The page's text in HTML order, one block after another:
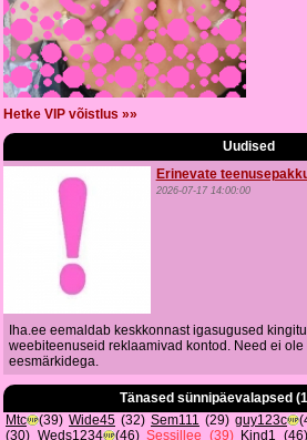
Hetke VIP võistlus »»
Uudised
Erinevate
2026-07-17 14:00:00
Iha.ee eemaldab keskkonnast igasugused
weebiteenuseid reklaamivad kontod. Need ei ole
eesmärkidega.
Tänased sünnipäevalapsed
Mtc
(39) Wide45 (32) Sem111 (29) guy123c
(30) Weds1234 (46) Sessillee (39) Kind1 (46)